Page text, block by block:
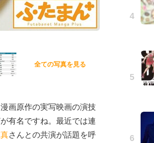
全ての写真を見る
画原作の実写映画の演技
有名ですね。最近では連
さんとの共演が話題を呼